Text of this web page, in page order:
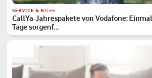
SERVICE & HILFE
CallYa-Jahrespakete von Vodafone:
Tage sorgenf…